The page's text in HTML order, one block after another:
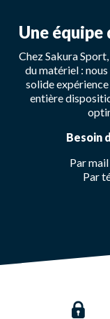
Une
Chez Sakura
du matériel :
solide
entière
Besoin
Par mail
Par